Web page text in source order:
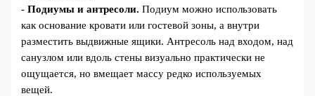
-Подиумы и антресоли. Подиум можно использовать
как основание кровати или гостевой зоны, а внутри
разместить выдвижные ящики. Антресоль над входом, над
санузлом или вдоль стены визуально практически не
ощущается, но вмещает массу редко используемых
вещей.